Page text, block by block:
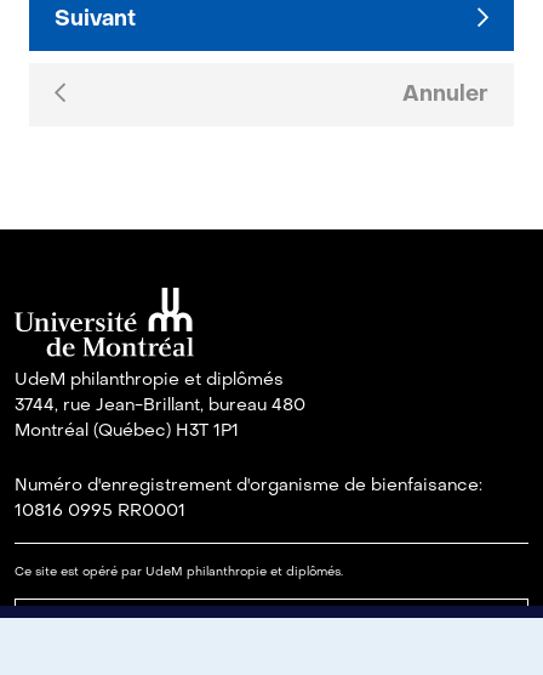
Suivant
Annuler
UdeM philanthropie et diplômés
3744, rue Jean-Brillant, bureau 480
Montréal (Québec) H3T 1P1
Numéro d'enregistrement d'organisme de bienfaisance:
10816 0995 RR0001
Ce site est opéré par UdeM philanthropie et diplômés.
Lire notre FAQ